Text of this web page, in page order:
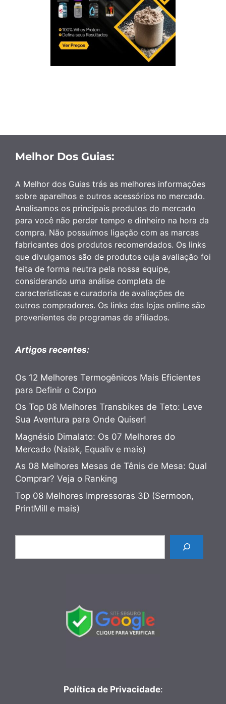
Melhor Dos Guias:
A Melhor dos Guias trás as melhores informações
sobre aparelhos e outros acessórios no mercado.
Analisamos os principais produtos do mercado
para você não perder tempo e dinheiro na hora da
compra. Não possuímos ligação com as marcas
fabricantes dos produtos recomendados. Os links
que divulgamos são de produtos cuja avaliação foi
feita de forma neutra pela nossa equipe,
considerando uma análise completa de
características e curadoria de avaliações de
outros compradores. Os links das lojas online são
provenientes de programas de afiliados.
Artigos recentes:
Os 12 Melhores Termogênicos Mais Eficientes
para Definir o Corpo
Os Top 08 Melhores Transbikes de Teto: Leve
Sua Aventura para Onde Quiser!
Magnésio Dimalato: Os 07 Melhores do
Mercado (Naiak, Equaliv e mais)
As 08 Melhores Mesas de Tênis de Mesa: Qual
Comprar? Veja o Ranking
Top 08 Melhores Impressoras 3D (Sermoon,
PrintMill e mais)
Política de Privacidade: